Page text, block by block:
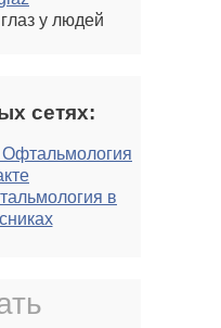
у людей
сетях: